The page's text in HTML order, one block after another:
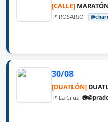
[CALLE]
📍 ROSARIO
30/08
[DUATLÓN]
📍 La Cruz